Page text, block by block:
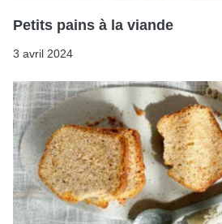
Petits pains à la viande
3 avril 2024